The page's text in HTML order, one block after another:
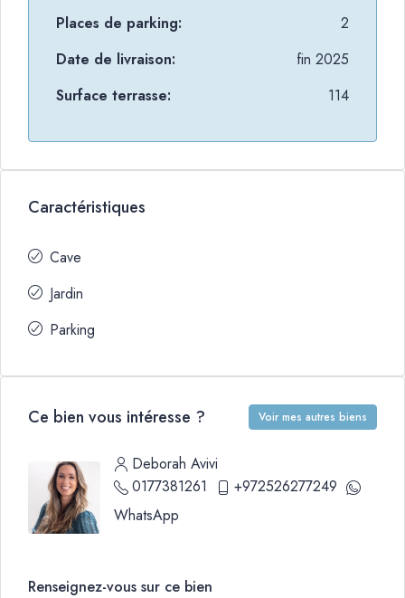
Places de parking:
2
Date de livraison:
fin 2025
Surface terrasse:
114
Caractéristiques
Cave
Jardin
Parking
Ce bien vous intéresse ? Voir mes autres biens
Deborah Avivi
0177381261
+972526277249
WhatsApp
Renseignez-vous sur ce bien